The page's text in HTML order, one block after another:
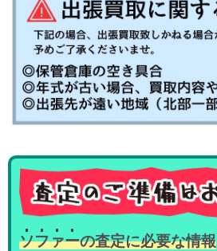
ソファーの査定に必要な情報